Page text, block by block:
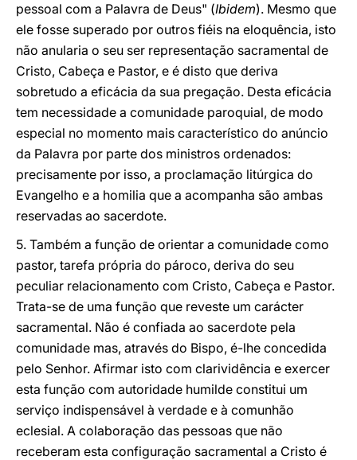
pessoal com a Palavra de Deus" (Ibidem). Mesmo que
ele fosse superado por outros fiéis na eloquência, isto
não anularia o seu ser representação sacramental de
Cristo, Cabeça e Pastor, e é disto que deriva
sobretudo a eficácia da sua pregação. Desta eficácia
tem necessidade a comunidade paroquial, de modo
especial no momento mais característico do anúncio
da Palavra por parte dos ministros ordenados:
precisamente por isso, a proclamação litúrgica do
Evangelho e a homilia que a acompanha são ambas
reservadas ao sacerdote.
5. Também a função de orientar a comunidade como
pastor, tarefa própria do pároco, deriva do seu
peculiar relacionamento com Cristo, Cabeça e Pastor.
Trata-se de uma função que reveste um carácter
sacramental. Não é confiada ao sacerdote pela
comunidade mas, através do Bispo, é-lhe concedida
pelo Senhor. Afirmar isto com clarividência e exercer
esta função com autoridade humilde constitui um
serviço indispensável à verdade e à comunhão
eclesial. A colaboração das pessoas que não
receberam esta configuração sacramental a Cristo é